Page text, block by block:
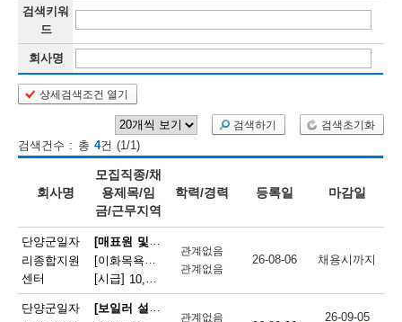
검색키워
드
회사명
상세검색조건 열기
검색하기 검색초기화
검색건수 : 총 4건 (1/1)
회사명
모집직종/채
용제목/임
금/근무지역
학력/경력 등록일 마감일
단양군일자
리종합지원
센터
[매표원 및 복권 판매원]
[이화목욕탕찜질방] 이화파크텔 카운터 직원 모집
[시급] 10,320원 |
관계없음
관계없음
26-08-06 채용시까지
단양군일자
[보일러 설치 및 정비원]
관계없음
26-09-05
보
오
등
채
용
정